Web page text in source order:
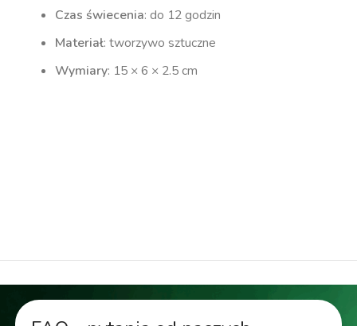
Czas świecenia: do 12 godzin
Materiał: tworzywo sztuczne
Wymiary: 15 × 6 × 2.5 cm